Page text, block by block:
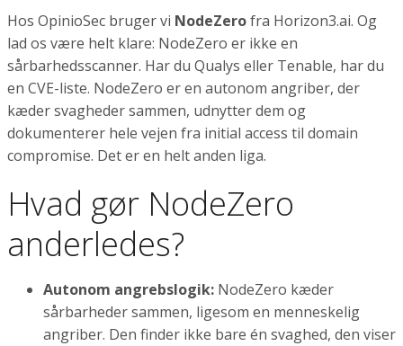
Hos OpinioSec bruger vi NodeZerofra Horizon3.ai. Og
lad os være helt klare: NodeZero er ikke en
sårbarhedsscanner. Har du Qualys eller Tenable, har du
en CVE-liste. NodeZero er en autonom angriber, der
kæder svagheder sammen, udnytter dem og
dokumenterer hele vejen fra initial access til domain
compromise. Det er en helt anden liga.
Hvad gør NodeZero
anderledes?
Autonom angrebslogik: NodeZero kæder
sårbarheder sammen, ligesom en menneskelig
angriber. Den finder ikke bare én svaghed, den viser